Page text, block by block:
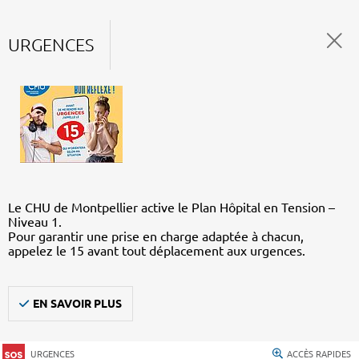
URGENCES
Le CHU de Montpellier active le Plan Hôpital en Tension –
Niveau 1.
Pour garantir une prise en charge adaptée à chacun,
appelez le 15 avant tout déplacement aux urgences.
EN SAVOIR PLUS
URGENCES ACCÈS RAPIDES